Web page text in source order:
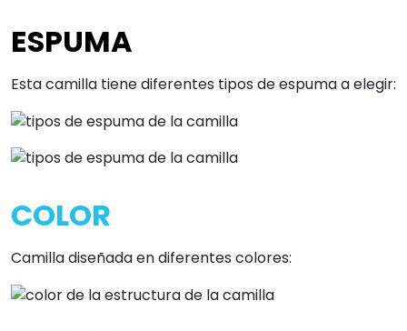
ESPUMA
Esta camilla tiene diferentes tipos de espuma a elegir:
COLOR
Camilla diseñada en diferentes colores: